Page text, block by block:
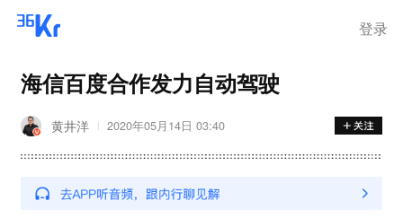
登录
海信百度合作发力自动驾驶
黄井洋 2020年05月14日 03:40